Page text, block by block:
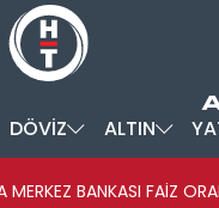
DÖVİZ ALTIN
MERKEZ BANKASI FAİZ